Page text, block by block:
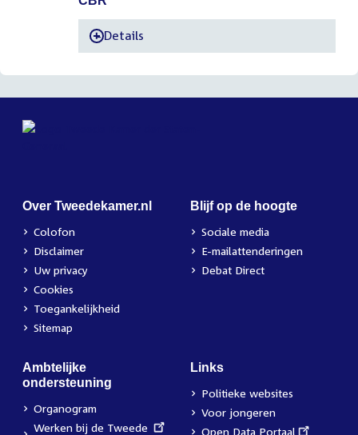
-Details
Over Tweedekamer.nl
Colofon
Disclaimer
Uw privacy
Cookies
Toegankelijkheid
Sitemap
Blijf op de hoogte
Sociale media
E-mailattenderingen
Debat Direct
Ambtelijke
ondersteuning
Organogram
External
Werken bij de Tweede
Links
Politieke websites
Voor jongeren
External
Open Data Portaal